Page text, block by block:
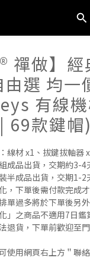
禪做】
選 均一
有線
69款鍵帽)
線材 x1、拔鍵拔軸器
成品出貨，交期約3-4
半成品出貨，交期1-2
，下單後需付款完成才
單過多將於下單後另
」之商品不適用7日鑑
退貨，下單前歡迎至
使用網頁右上方＂聯